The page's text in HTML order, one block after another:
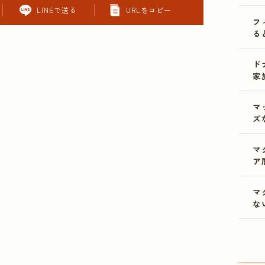
LINEで送る URLをコピー
フ
る
家
マ
ズ
マ
ア
マ
な